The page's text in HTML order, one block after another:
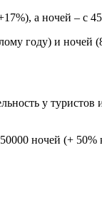
а ночей – с
году) и
у туристов
ночей (+